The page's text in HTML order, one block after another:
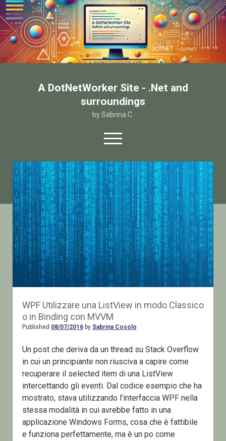
A DotNetWorker Site - .Net and
surroundings
by Sabrina C.
open
menu
twitterfacebook
email-form
Home
Chi sono
Contatto
WPF Utilizzare una ListView in modo Classico
o in Binding con MVVM
Published 08/07/2016by Sabrina Cosolo
Un post che deriva da un thread su Stack Overflow
in cui un principiante non riusciva a capire come
recuperare il selected item di una ListView
intercettando gli eventi. Dal codice esempio che ha
mostrato, stava utilizzando l’interfaccia WPF nella
stessa modalità in cui avrebbe fatto in una
applicazione Windows Forms, cosa che è fattibile
e funziona perfettamente, ma è un po come